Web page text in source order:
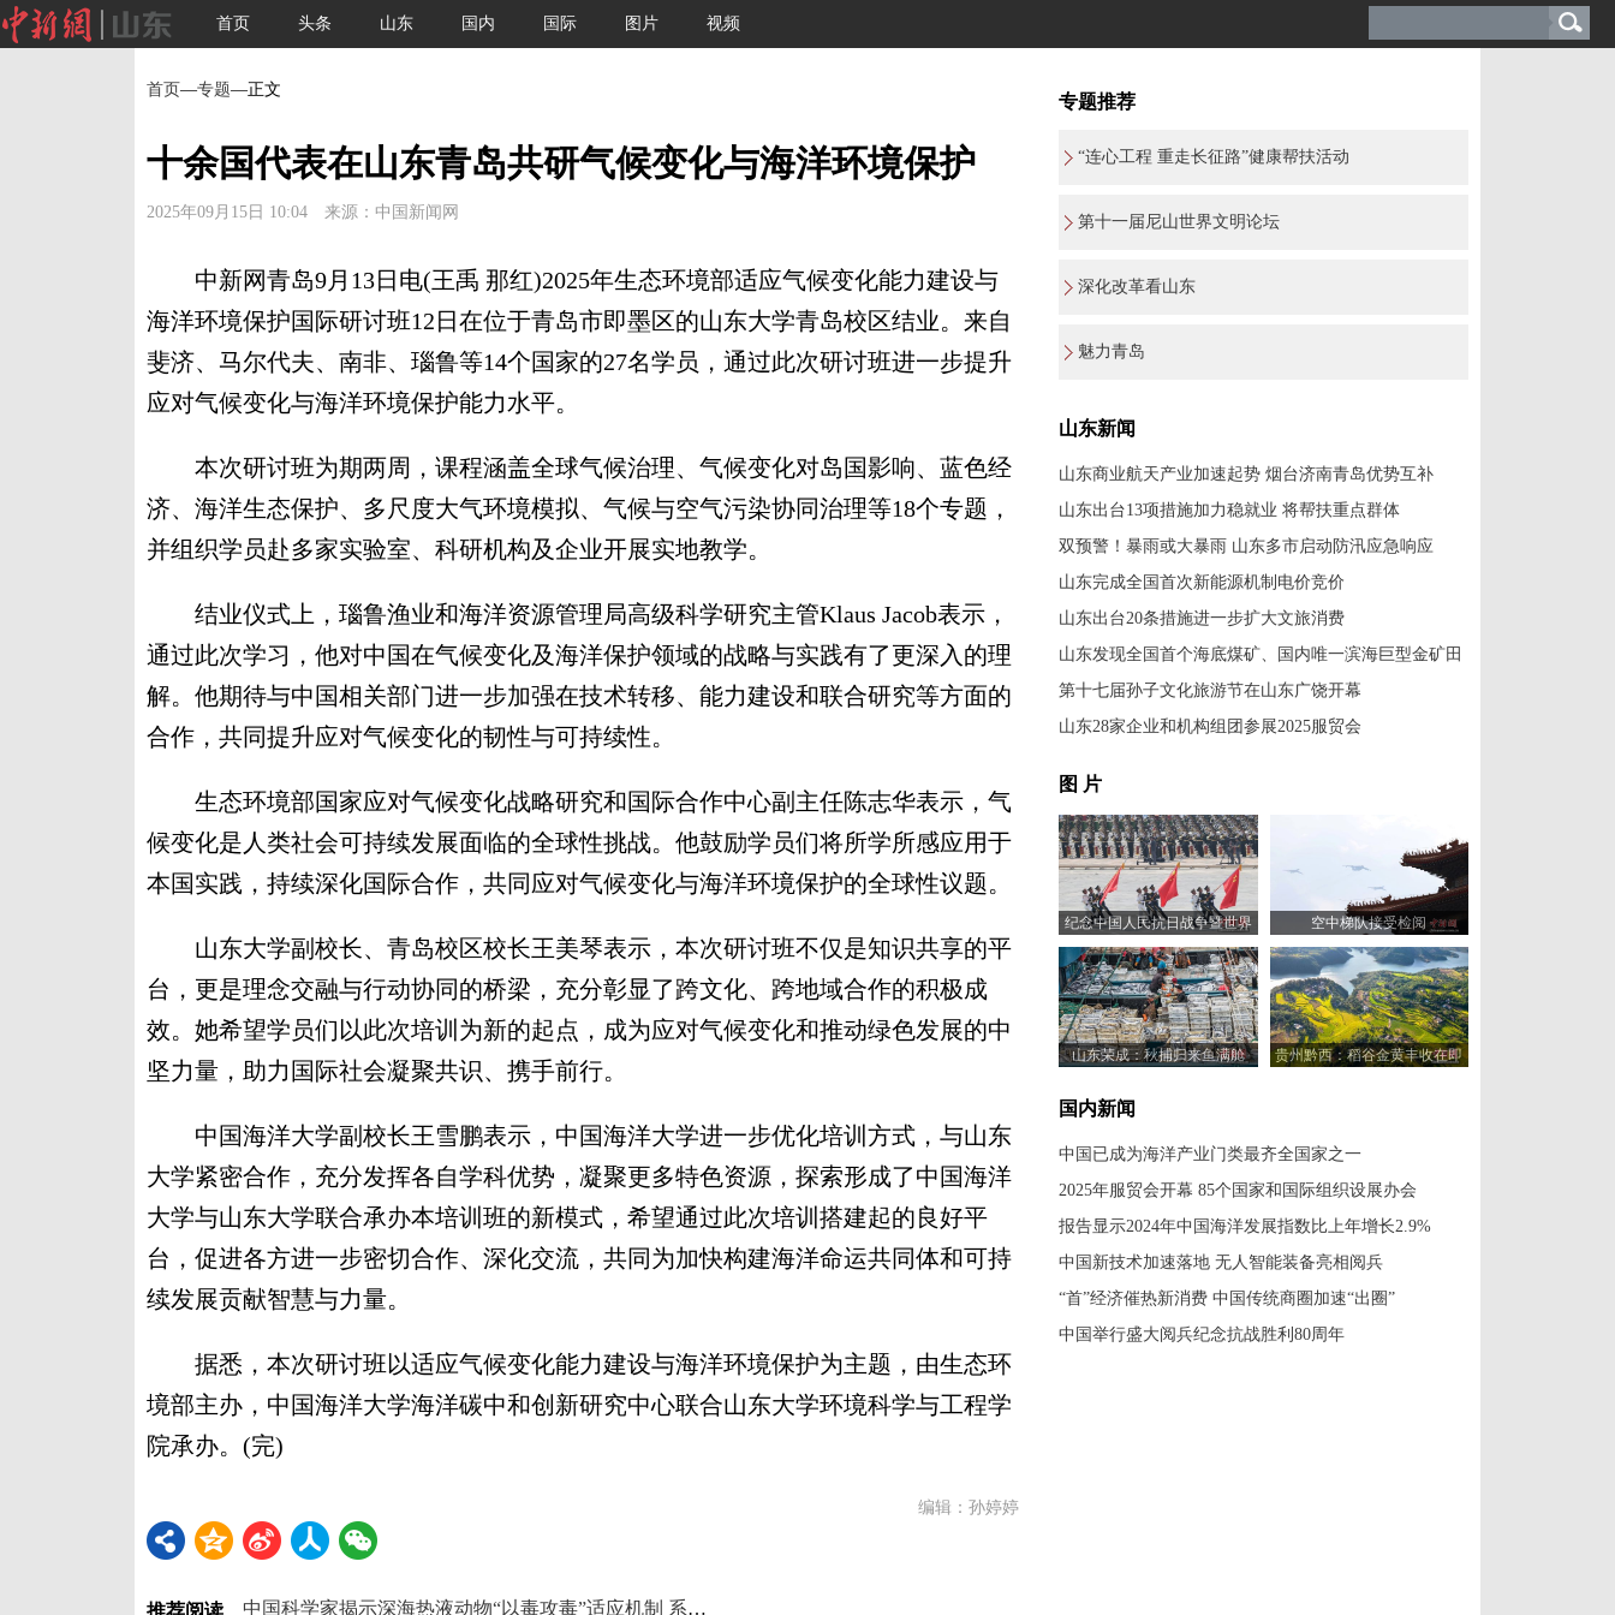
首页 头条 山东 国内 国际 图片 视频
首页—专题—正文
十余国代表在山东青岛共研气候变化与海洋环境保护
2025年09月15日 10:04 来源：中国新闻网
中新网青岛9月13日电(王禹 那红)2025年生态环境部适应气候变化能力建设与
海洋环境保护国际研讨班12日在位于青岛市即墨区的山东大学青岛校区结业。来自
斐济、马尔代夫、南非、瑙鲁等14个国家的27名学员，通过此次研讨班进一步提升
应对气候变化与海洋环境保护能力水平。
本次研讨班为期两周，课程涵盖全球气候治理、气候变化对岛国影响、蓝色经
济、海洋生态保护、多尺度大气环境模拟、气候与空气污染协同治理等18个专题，
并组织学员赴多家实验室、科研机构及企业开展实地教学。
结业仪式上，瑙鲁渔业和海洋资源管理局高级科学研究主管Klaus Jacob表示，
通过此次学习，他对中国在气候变化及海洋保护领域的战略与实践有了更深入的理
解。他期待与中国相关部门进一步加强在技术转移、能力建设和联合研究等方面的
合作，共同提升应对气候变化的韧性与可持续性。
生态环境部国家应对气候变化战略研究和国际合作中心副主任陈志华表示，气
候变化是人类社会可持续发展面临的全球性挑战。他鼓励学员们将所学所感应用于
本国实践，持续深化国际合作，共同应对气候变化与海洋环境保护的全球性议题。
山东大学副校长、青岛校区校长王美琴表示，本次研讨班不仅是知识共享的平
台，更是理念交融与行动协同的桥梁，充分彰显了跨文化、跨地域合作的积极成
效。她希望学员们以此次培训为新的起点，成为应对气候变化和推动绿色发展的中
坚力量，助力国际社会凝聚共识、携手前行。
中国海洋大学副校长王雪鹏表示，中国海洋大学进一步优化培训方式，与山东
大学紧密合作，充分发挥各自学科优势，凝聚更多特色资源，探索形成了中国海洋
大学与山东大学联合承办本培训班的新模式，希望通过此次培训搭建起的良好平
台，促进各方进一步密切合作、深化交流，共同为加快构建海洋命运共同体和可持
续发展贡献智慧与力量。
据悉，本次研讨班以适应气候变化能力建设与海洋环境保护为主题，由生态环
境部主办，中国海洋大学海洋碳中和创新研究中心联合山东大学环境科学与工程学
院承办。(完)
编辑：孙婷婷
推荐阅读
中国科学家揭示深海热液动物“以毒攻毒”适应机制 系国际首次
专题推荐
“连心工程 重走长征路”健康帮扶活动
第十一届尼山世界文明论坛
深化改革看山东
魅力青岛
山东新闻
山东商业航天产业加速起势 烟台济南青岛优势互补
山东出台13项措施加力稳就业 将帮扶重点群体
双预警！暴雨或大暴雨 山东多市启动防汛应急响应
山东完成全国首次新能源机制电价竞价
山东出台20条措施进一步扩大文旅消费
山东发现全国首个海底煤矿、国内唯一滨海巨型金矿田
第十七届孙子文化旅游节在山东广饶开幕
山东28家企业和机构组团参展2025服贸会
图 片
纪念中国人民抗日战争暨世界
反法西斯战争胜利80周年大会
举行
空中梯队接受检阅
山东荣成：秋捕归来鱼满舱 贵州黔西：稻谷金黄丰收在即
国内新闻
中国已成为海洋产业门类最齐全国家之一
2025年服贸会开幕 85个国家和国际组织设展办会
报告显示2024年中国海洋发展指数比上年增长2.9%
中国新技术加速落地 无人智能装备亮相阅兵
“首”经济催热新消费 中国传统商圈加速“出圈”
中国举行盛大阅兵纪念抗战胜利80周年